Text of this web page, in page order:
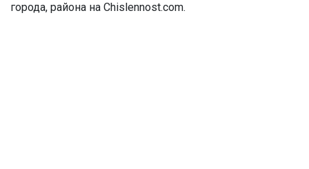
города, района на Chislennost.com.